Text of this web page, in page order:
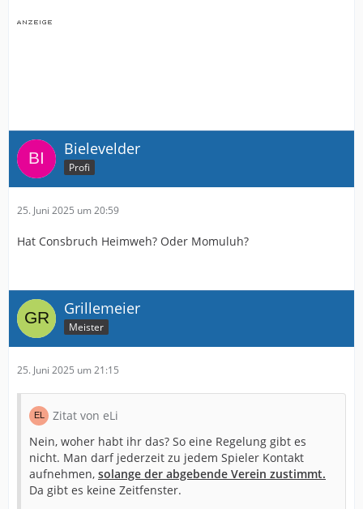
Bielevelder
Profi
25. Juni 2025 um 20:59
Hat Consbruch Heimweh? Oder Momuluh?
Grillemeier
Meister
25. Juni 2025 um 21:15
Zitat von eLi
Nein, woher habt ihr das? So eine Regelung gibt es
nicht. Man darf jederzeit zu jedem Spieler Kontakt
aufnehmen, solange der abgebende Verein zustimmt.
Da gibt es keine Zeitfenster.